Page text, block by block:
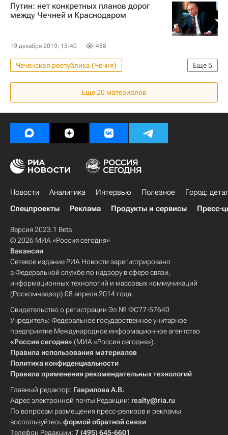
Строительство
Путин: нет конкретных планов дорог
между Чечней и Краснодаром
19 декабря 2019, 13:40 488
Еще5
Чеченская республика (Чечня)
Большая пресс-конференция Владимира Путина
Дороги
Инфраструктура
Краснодар
Еще20 материалов
Новости Аналитика Интервью Полезное
Город:
Спецпроекты
Реклама Продукты и сервисы Пресс-
Версия 2023.1 Beta
© 2026 МИА «Россия сегодня»
Вакансии
Сетевое издание РИА Новости зарегистрировано
в Федеральной службе по надзору в сфере связи,
информационных технологий и массовых коммуникаций
(Роскомнадзор) 08 апреля 2014 года.
Свидетельство о регистрации Эл № ФС77-57640
Учредитель: Федеральное государственное унитарное
предприятие Международное информационное агентство
«Россия сегодня» (МИА «Россия сегодня»).
Правила использования материалов
Политика конфиденциальности
Правила применения рекомендательных технологий
Главный редактор: Гаврилова А.В.
Адрес электронной почты Редакции: realty@ria.ru
По вопросам размещения пресс-релизов и рекламы
воспользуйтесьформой обратной связи
Телефон Редакции: 7 (495) 645-6601